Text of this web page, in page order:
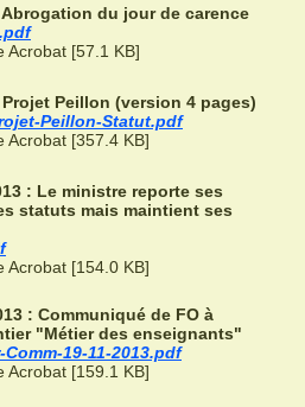
du jour de carence
Acrobat [57.1 KB]
Peillon (version 4 pages)
Peillon-Statut.pdf
Acrobat [357.4 KB]
: Le ministre reporte ses
statuts mais maintient ses
Acrobat [154.0 KB]
: Communiqué de FO à
"Métier des enseignants"
19-11-2013.pdf
Acrobat [159.1 KB]